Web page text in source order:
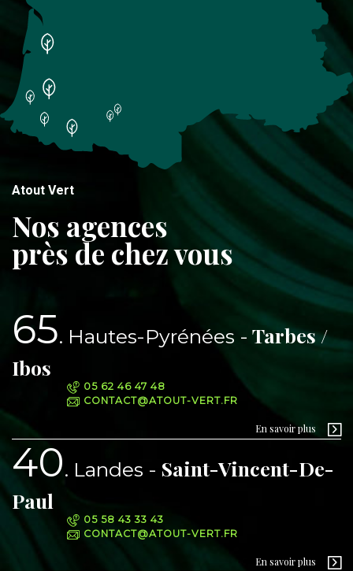
Atout Vert
Nos agences
près de chez vous
65 Hautes-Pyrénées
Tarbes /
Ibos
05 62 46 47 48
CONTACT@ATOUT-VERT.FR
En savoir plus
40 Landes
Saint-Vincent-De-
Paul
05 58 43 33 43
CONTACT@ATOUT-VERT.FR
En savoir plus